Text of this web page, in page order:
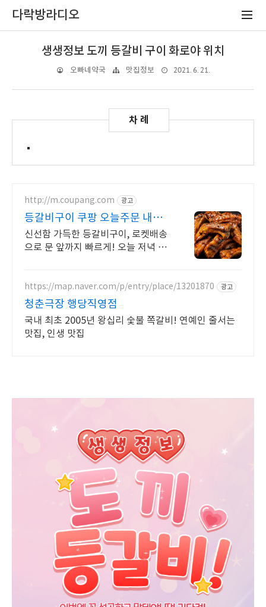
다락방라디오
생생정보 도끼 등갈비 구이 화로야 위치
오빠네약국 맛집정보 2021. 6. 21.
http://m.coupang.com 광고
등갈비구이 쿠팡 오늘주문 내일
도착 신선하게
신선함 가득한 등갈비구이, 로켓배송
으로 문 앞까지 빠르게! 오늘 저녁 맛
https://map.naver.com/p/entry/place/13201870 광고
청춘극장 행당직영점
국내 최초 2005년 왕십리 숯불 쪽갈비! 연예인 줄서는
맛집, 인생 맛집